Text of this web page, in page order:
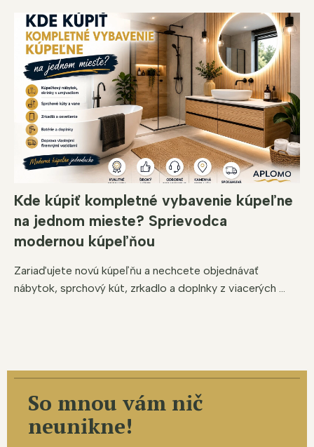
Kde kúpiť kompletné vybavenie kúpeľne
na jednom mieste? Sprievodca
modernou kúpeľňou
Zariaďujete novú kúpeľňu a nechcete objednávať
nábytok, sprchový kút, zrkadlo a doplnky z viacerých ...
So mnou vám nič
neunikne!